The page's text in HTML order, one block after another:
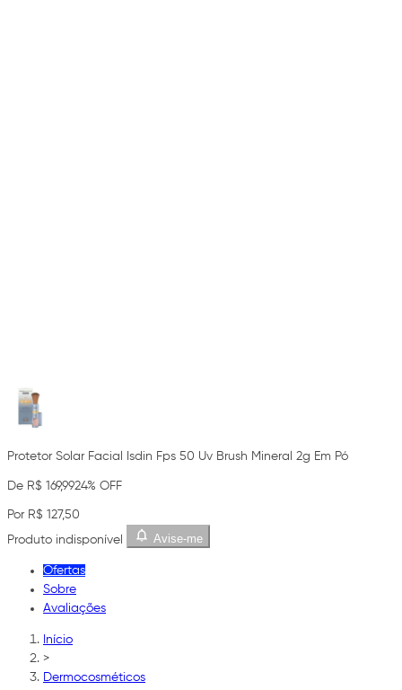
Protetor Solar Facial Isdin Fps 50 Uv Brush Mineral 2g Em Pó
De R$ 169,9924% OFF
Por R$ 127,50
Produto indisponível
Avise-me
Ofertas
Sobre
Avaliações
Início
>
Dermocosméticos